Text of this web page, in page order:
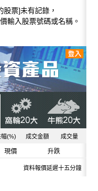
股票]未有記錄，
輸入股票號碼或名稱。
(%) 成交金額 成交量
現價 升跌
資料報價延遲十五分鐘